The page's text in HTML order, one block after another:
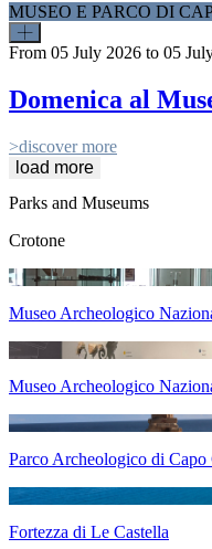
MUSEO E PARCO DI
From 05 July 2026 to 05
Domenica al
>discover more
load more
Parks and Museums
Crotone
Museo Archeologico
Museo Archeologico
Parco Archeologico di Capo
Fortezza di Le Castella